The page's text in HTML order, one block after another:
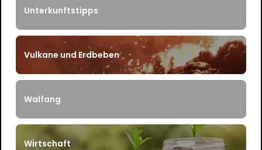
Unterkunftstipps
Vulkane und Erdbeben
Walfang
Wirtschaft